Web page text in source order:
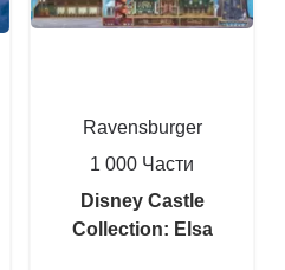
Ravensburger
1 000 Части
Disney Castle
Collection: Elsa